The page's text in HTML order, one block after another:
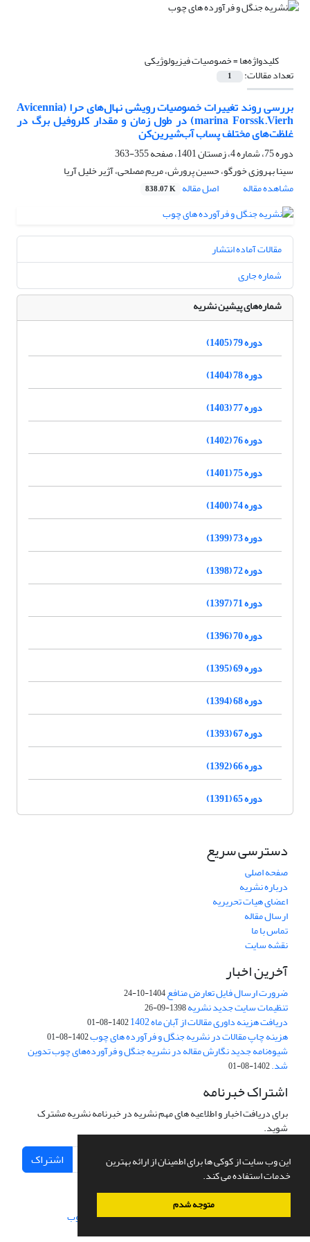
این وب سایت از کوکی ها برای اطمینان از ارائه بهترین
خدمات استفاده می کند.
متوجه شدم
کلیدواژه‌ها =خصوصیات فیزیولوژیکی
تعداد مقالات: 1
بررسی روند تغییرات خصوصیات رویشی نهال‌های حرا (Avicennia
marina Forssk.Vierh) در طول زمان و مقدار کلروفیل برگ در
غلظت‌های مختلف پساب آب‌شیرین‌کن
دوره 75، شماره 4، زمستان 1401، صفحه
355-363
سینا بهروزی خورگو، حسین پرورش، مریم مصلحی، آژیر خلیل آریا
مشاهده مقاله
اصل مقاله 838.07 K
مقالات آماده انتشار
شماره جاری
شماره‌های پیشین نشریه
دوره 79 (1405)
دوره 78 (1404)
دوره 77 (1403)
دوره 76 (1402)
دوره 75 (1401)
دوره 74 (1400)
دوره 73 (1399)
دوره 72 (1398)
دوره 71 (1397)
دوره 70 (1396)
دوره 69 (1395)
دوره 68 (1394)
دوره 67 (1393)
دوره 66 (1392)
دوره 65 (1391)
دسترسی سریع
صفحه اصلی
درباره نشریه
اعضای هیات تحریریه
ارسال مقاله
تماس با ما
نقشه سایت
آخرین اخبار
ضرورت ارسال فایل تعارض منافع1404-10-24
تنظیمات سایت جدید نشریه1398-09-26
دریافت هزینه داوری مقالات از آبان ماه 1402 1402-08-01
هزینه چاپ مقالات در نشریه جنگل و فرآورده های چوب1402-08-01
شیوه‌نامه جدید نگارش مقاله در نشریه جنگل و فرآورده‌های چوب تدوین
شد.1402-08-01
اشتراک خبرنامه
برای دریافت اخبار و اطلاعیه های مهم نشریه در خبرنامه نشریه مشترک
شوید.
اشتراک
سامانه مدیریت نشریات علمی.طراحی و پیاده سازی از سیناوب